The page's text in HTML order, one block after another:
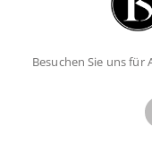
Besuchen Sie uns für